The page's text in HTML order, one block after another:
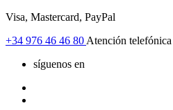
Visa, Mastercard, PayPal
+34 976 46 46 80 Atención
síguenos en